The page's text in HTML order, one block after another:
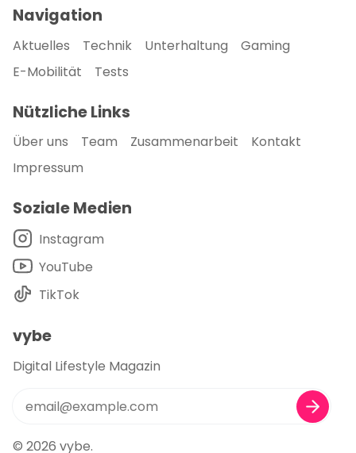
Navigation
Aktuelles Technik Unterhaltung
Gaming
E-Mobilität
Tests
Nützliche Links
Über uns Team Zusammenarbeit
Kontakt
Impressum
Soziale Medien
Instagram
YouTube
TikTok
vybe
Digital Lifestyle Magazin
© 2026 vybe.